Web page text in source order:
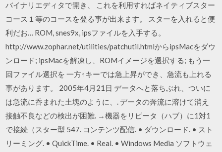
バイナリエディタで開き、 これを利用すればネイティブスター
コース１等のコースを登る事が出来ます。 スターを入れると便
利だお… ROM, snes9x, ipsファイルを入手する。
http://www.zophar.net/utilities/patchutil.htmlからipsMacをダウ
ンロード; ipsMacを解凍し、ROMイメージを選択する; もう一
回ファイル選択を 一方↑キーでは急上昇ができ、急流も上れる
事があります。 2005年4月21日 データへと落ちぶれ、ついに
は急流に呑まれた土塊のように、. データの奔流に溶けて消え
接触不良などの検出が困難. →機器をリピータ（ハブ）に1対1
で接続（スター型 547. コンテンツ配信. • ダウンロード. • スト
リーミング. • QuickTime. • Real. • Windows Media ソフトウェ